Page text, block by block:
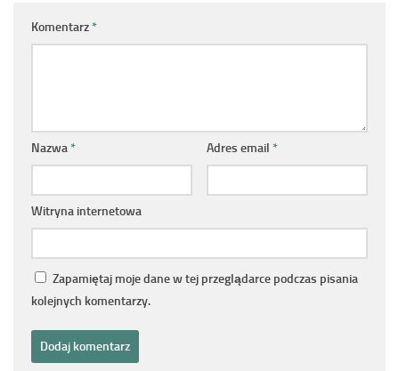
Komentarz *
Nazwa * Adres email *
Witryna internetowa
Zapamiętaj moje dane w tej przeglądarce podczas pisania
kolejnych komentarzy.